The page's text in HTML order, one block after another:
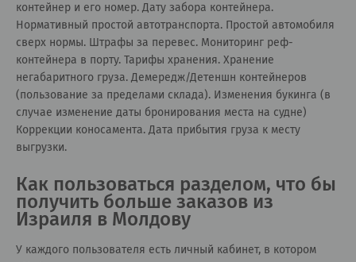
контейнер и его номер. Дату забора контейнера.
Нормативный простой автотранспорта. Простой автомобиля
сверх нормы. Штрафы за перевес. Мониторинг реф-
контейнера в порту. Тарифы хранения. Хранение
негабаритного груза. Демередж/Детеншн контейнеров
(пользование за пределами склада). Изменения букинга (в
случае изменение даты бронирования места на судне)
Коррекции коносамента. Дата прибытия груза к месту
выгрузки.
Как пользоваться разделом, что бы
получить больше заказов из
Израиля в Молдову
У каждого пользователя есть личный кабинет, в котором